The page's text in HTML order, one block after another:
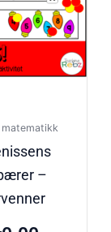
matematikk
–